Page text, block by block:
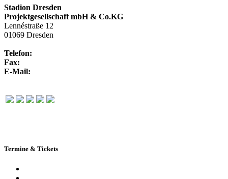
Stadion Dresden
Projektgesellschaft mbH & Co.KG
Lennéstraße 12
01069 Dresden
Telefon:
Fax:
E-Mail:
Termine & Tickets